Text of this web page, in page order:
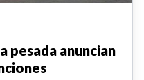
pesada anuncian